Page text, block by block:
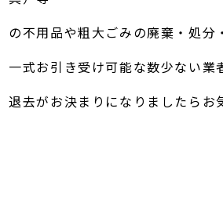
の不用品や粗大ごみの廃棄・処分
一式お引き受け可能な数少ない業
退去がお決まりになりましたらお